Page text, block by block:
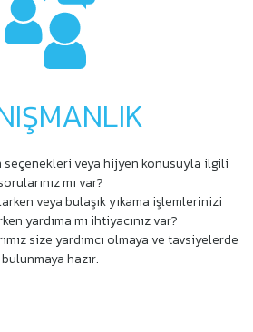
seçenekleri veya hijyen konusuyla ilgili
mı var?
veya bulaşık yıkama işlemlerinizi
yardıma mı ihtiyacınız var?
size yardımcı olmaya ve tavsiyelerde
bulunmaya hazır.